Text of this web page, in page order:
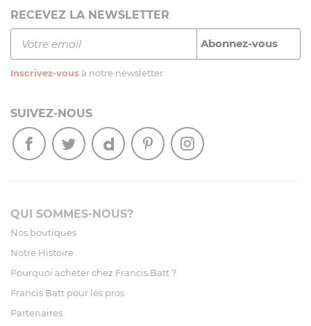
RECEVEZ LA NEWSLETTER
Inscrivez-vous à notre newsletter
SUIVEZ-NOUS
QUI SOMMES-NOUS?
Nos boutiques
Notre Histoire
Pourquoi acheter chez Francis Batt ?
Francis Batt pour les pros
Partenaires